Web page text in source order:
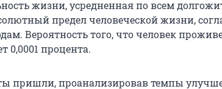
жизни, усредненная по всем
предел человеческой жизни,
Вероятность того, что человек
0,0001 процента.
пришли, проанализировав темпы